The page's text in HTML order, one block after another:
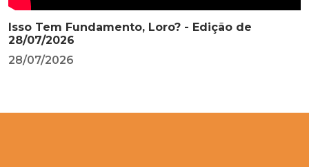
Isso Tem Fundamento, Loro? - Edição de
28/07/2026
28/07/2026